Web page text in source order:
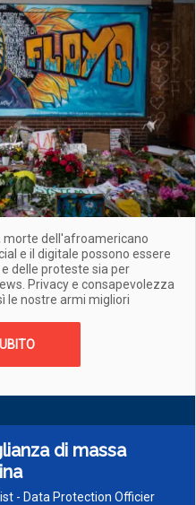
morte dell'afroamericano
e il digitale possono essere
delle proteste sia per
Privacy e consapevolezza
le nostre armi migliori
di massa
- Data Protection Officier